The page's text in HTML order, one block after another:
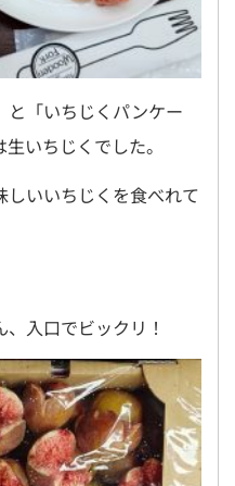
と「いちじくパンケー
いちじくでした。
いいちじくを食べれて
入口でビックリ！